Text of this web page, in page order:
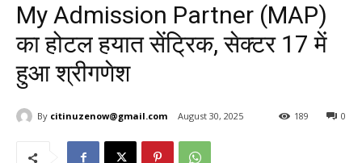
My Admission Partner (MAP)
का होटल हयात सेंट्रिक, सेक्टर 17 में
हुआ श्रीगणेश
By citinuzenow@gmail.com August 30, 2025 0
189